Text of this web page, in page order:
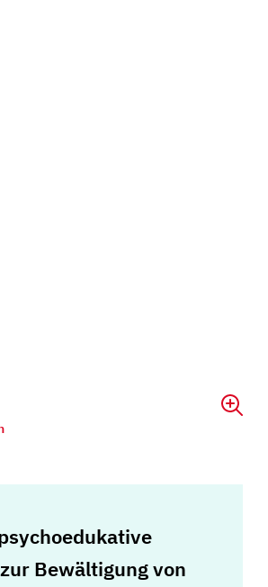
Bewältigung von